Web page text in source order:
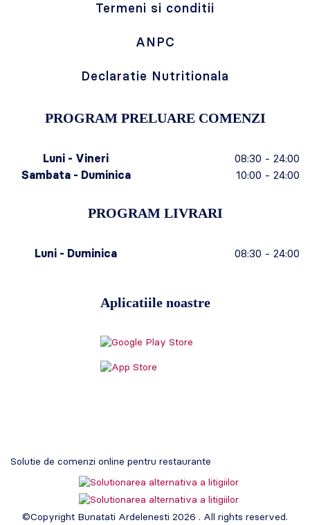
Termeni si conditii
ANPC
Declaratie Nutritionala
PROGRAM PRELUARE COMENZI
Luni - Vineri
08:30 - 24:00
Sambata - Duminica
10:00 - 24:00
PROGRAM LIVRARI
Luni - Duminica 08:30 - 24:00
Aplicatiile noastre
Solutie de comenzi online pentru restaurante
©Copyright Bunatati Ardelenesti 2026 . All rights reserved.